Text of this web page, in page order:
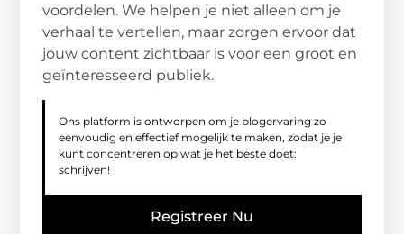
voordelen. We helpen je niet alleen om je
verhaal te vertellen, maar zorgen ervoor dat
jouw content zichtbaar is voor een groot en
geïnteresseerd publiek.
Ons platform is ontworpen om je blogervaring zo
eenvoudig en effectief mogelijk te maken, zodat je je
kunt concentreren op wat je het beste doet:
schrijven!
Registreer Nu